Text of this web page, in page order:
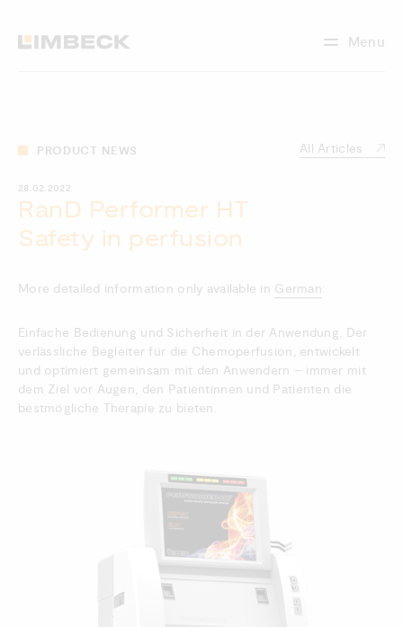
Menu
All Articles
PRODUCT NEWS
28.02.2022
RanD Performer HT
Safety in perfusion
More detailed information only available in German:
Einfache Bedienung und Sicherheit in der Anwendung. Der
verlässliche Begleiter für die Chemoperfusion, entwickelt
und optimiert gemeinsam mit den Anwendern – immer mit
dem Ziel vor Augen, den Patientinnen und Patienten die
bestmögliche Therapie zu bieten.